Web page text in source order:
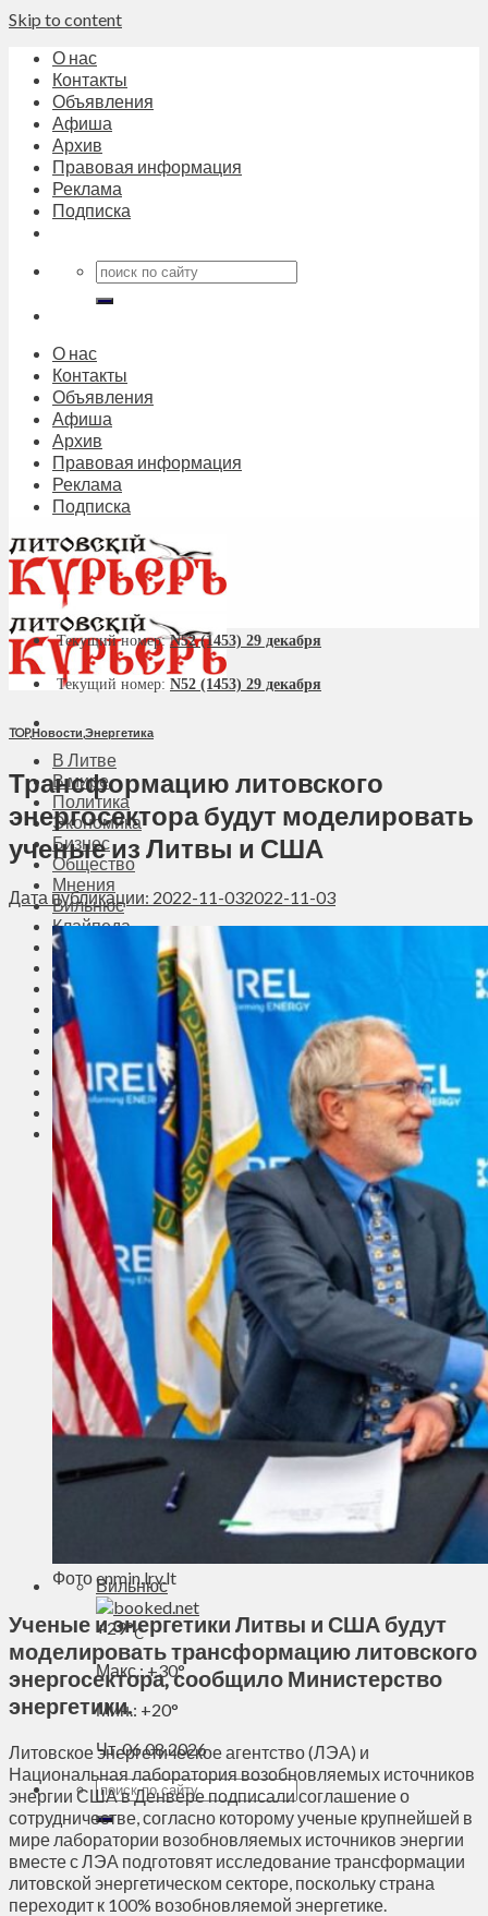
Skip to content
О нас
Контакты
Объявления
Афиша
Архив
Правовая информация
Реклама
Подписка
О нас
Контакты
Объявления
Афиша
Архив
Правовая информация
Реклама
Подписка
В Литве
В мире
Политика
Экономика
Бизнес
Общество
Мнения
Вильнюс
Клайпеда
Висагинас
Регионы
Соседи
Транспорт
Выбор читателей
Калейдоскоп
Армия
Сейм Литвы
Культура
Больше
Фоторепортаж
Туризм
ЛК рекомендует
Сеньорам
Образование
Здравоохранение
Экология
Происшествия
Приграничье
Деньги
Визиты
Выборы
Агроновости
Едим дома
Ищу семью
Духовное пространство
Вильнюс
+29°C
Макс.:+30°
Мин.: +20°
Чт, 06.08.2026
Текущий номер:N52 (1453) 29 декабря
Текущий номер: N52 (1453) 29 декабря
TOP,Новости,Энергетика
Трансформацию литовского
энергосектора будут моделировать
ученые из Литвы и США
Дата публикации: 2022-11-032022-11-03
Фото enmin.lrv.lt
Ученые и энергетики Литвы и США будут
моделировать трансформацию литовского
энергосектора, сообщило Министерство
энергетики.
Литовское энергетическое агентство (ЛЭА) и
Национальная лаборатория возобновляемых источников
энергии США в Денвере подписали соглашение о
сотрудничестве, согласно которому ученые крупнейшей в
мире лаборатории возобновляемых источников энергии
вместе с ЛЭА подготовят исследование трансформации
литовской энергетическом секторе, поскольку страна
переходит к 100% возобновляемой энергетике.